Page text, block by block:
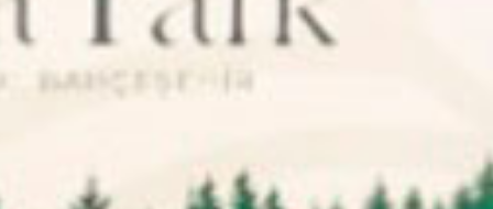
yazabilirsiniz